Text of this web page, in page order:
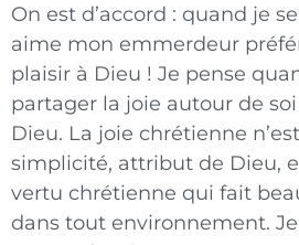
On est d’accord : quand je
aime mon emmerdeur
plaisir à Dieu ! Je pense
partager la joie autour de
Dieu. La joie chrétienne
simplicité, attribut de Dieu,
vertu chrétienne qui fait
dans tout environnement.